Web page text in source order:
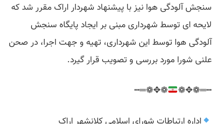
سنجش آلودگی هوا نیز با پیشنهاد شهردار اراک مقرر شد که
لایحه ای توسط شهرداری مبنی بر ایجاد پایگاه سنجش
آلودگی هوا توسط این شهرداری، تهیه و جهت اجرا، در صحن
علنی شورا مورد بررسی و تصویب قرار گیرد.
┅═❁✥❁
❁✥❁═┅